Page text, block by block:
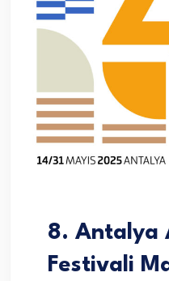
8. Antalya
Festivali